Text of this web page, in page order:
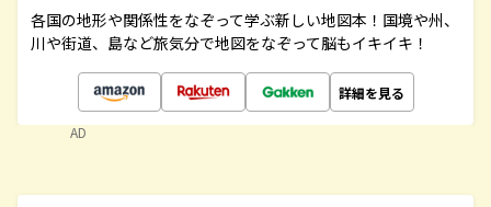
各国の地形や関係性をなぞって学ぶ新しい地図本！国境や州、
川や街道、島など旅気分で地図をなぞって脳もイキイキ！
詳細を見る
AD